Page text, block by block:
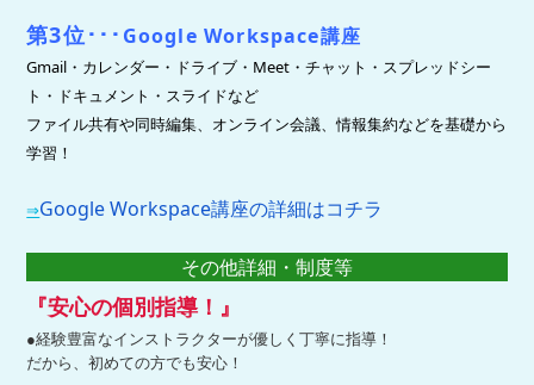
第3位･･･ Google Workspace講座
Gmail・カレンダー・ドライブ・Meet・チャット・スプレッドシー
ト・ドキュメント・スライドなど
ファイル共有や同時編集、オンライン会議、情報集約などを基礎から
学習！
⇒Google Workspace講座の詳細はコチラ
その他詳細・制度等
『安心の個別指導！』
●経験豊富なインストラクターが優しく丁寧に指導！
だから、初めての方でも安心！